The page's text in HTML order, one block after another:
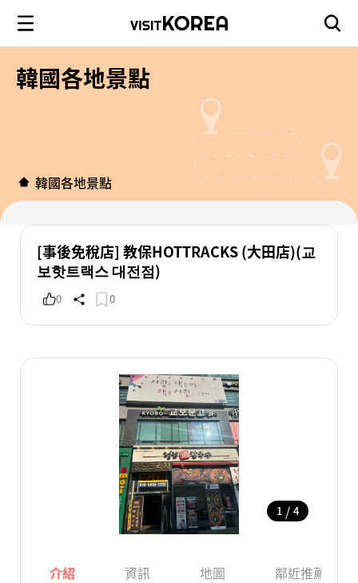
韓國各地景點
韓國各地景點
[事後免稅店] 教保HOTTRACKS (大田店)(교
보핫트랙스 대전점)
0 0
1 / 4
介紹 資訊 地圖 鄰近推薦景點